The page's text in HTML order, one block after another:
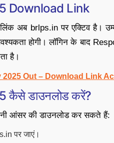
Download Link
अब brlps.in पर एक्टिव है।
होगी। लॉगिन के बाद
है।
Out – Download Link
कैसे डाउनलोड करें?
आंसर की डाउनलोड कर सकते हैं:
पर जाएं।